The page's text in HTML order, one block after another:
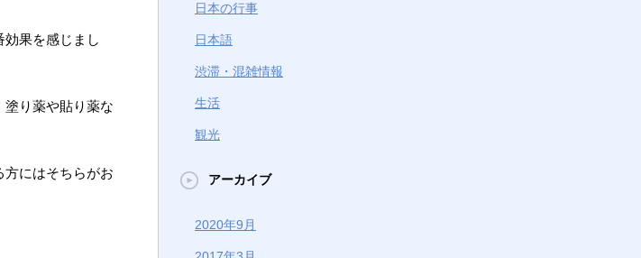
効果を感じまし
り薬や貼り薬な
方にはそちらがお
日本の行事
日本語
渋滞・混雑情報
生活
観光
アーカイブ
2020年9月